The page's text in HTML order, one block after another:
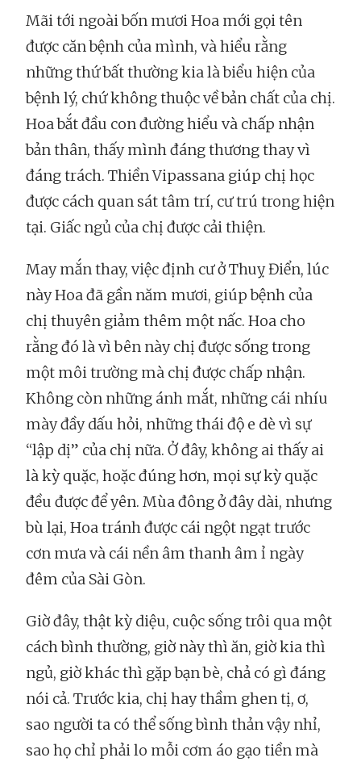
Mãi tới ngoài bốn mươi Hoa mới gọi tên
được căn bệnh của mình, và hiểu rằng
những thứ bất thường kia là biểu hiện của
bệnh lý, chứ không thuộc về bản chất của chị.
Hoa bắt đầu con đường hiểu và chấp nhận
bản thân, thấy mình đáng thương thay vì
đáng trách. Thiền Vipassana giúp chị học
được cách quan sát tâm trí, cư trú trong hiện
tại. Giấc ngủ của chị được cải thiện.
May mắn thay, việc định cư ở Thuỵ Điển, lúc
này Hoa đã gần năm mươi, giúp bệnh của
chị thuyên giảm thêm một nấc. Hoa cho
rằng đó là vì bên này chị được sống trong
một môi trường mà chị được chấp nhận.
Không còn những ánh mắt, những cái nhíu
mày đầy dấu hỏi, những thái độ e dè vì sự
“lập dị” của chị nữa. Ở đây, không ai thấy ai
là kỳ quặc, hoặc đúng hơn, mọi sự kỳ quặc
đều được để yên. Mùa đông ở đây dài, nhưng
bù lại, Hoa tránh được cái ngột ngạt trước
cơn mưa và cái nền âm thanh âm ỉ ngày
đêm của Sài Gòn.
Giờ đây, thật kỳ diệu, cuộc sống trôi qua một
cách bình thường, giờ này thì ăn, giờ kia thì
ngủ, giờ khác thì gặp bạn bè, chả có gì đáng
nói cả. Trước kia, chị hay thầm ghen tị, ơ,
sao người ta có thể sống bình thản vậy nhỉ,
sao họ chỉ phải lo mỗi cơm áo gạo tiền mà